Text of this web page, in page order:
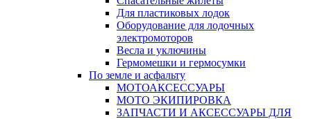
Для пластиковых лодок
Оборудование для лодочных
электромоторов
Весла и уключины
Гермомешки и гермосумки
По земле и асфальту
МОТОАКСЕССУАРЫ
МОТО ЭКИПИРОВКА
ЗАПЧАСТИ И АКСЕССУАРЫ ДЛЯ